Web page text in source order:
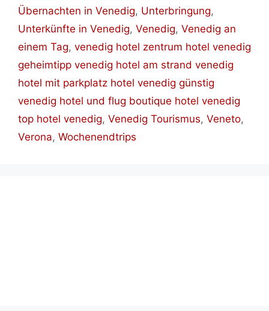
Übernachten in Venedig, Unterbringung,
Unterkünfte in Venedig, Venedig, Venedig an
einem Tag, venedig hotel zentrum hotel venedig
geheimtipp venedig hotel am strand venedig
hotel mit parkplatz hotel venedig günstig
venedig hotel und flug boutique hotel venedig
top hotel venedig, Venedig Tourismus, Veneto,
Verona, Wochenendtrips